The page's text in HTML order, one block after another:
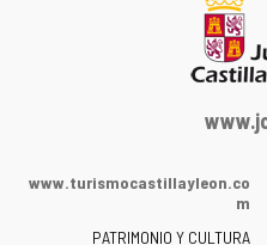
Portal
la
www.turismocastillayleon.co
m
PATRIMONIO Y CULTURA